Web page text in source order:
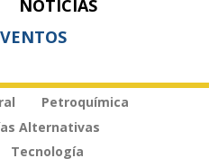
NOTICIAS
Petroquímica
Alternativas
Tecnología